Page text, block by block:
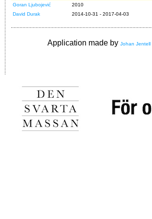
Goran Ljubojević
2010
David Durak
2014-10-31 - 2017-04-03
Application made by Johan Jentell